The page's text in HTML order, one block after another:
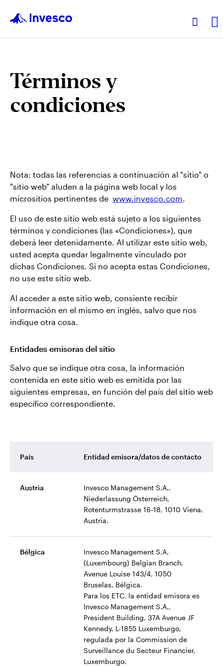
Análisis
España
Contacto
Términos y
condiciones
Nota: todas las referencias a continuación al "sitio" o
"sitio web" aluden a la página web local y los
micrositios pertinentes de www.invesco.com.
El uso de este sitio web está sujeto a los siguientes
términos y condiciones (las «Condiciones»), que
deberá leer detenidamente. Al utilizar este sitio web,
usted acepta quedar legalmente vinculado por
dichas Condiciones. Si no acepta estas Condiciones,
no use este sitio web.
Al acceder a este sitio web, consiente recibir
información en el mismo en inglés, salvo que nos
indique otra cosa.
Entidades emisoras del sitio
Salvo que se indique otra cosa, la información
contenida en este sitio web es emitida por las
siguientes empresas, en función del país del sitio web
específico correspondiente.
País Entidad emisora/datos de contacto
Austria
Invesco Management S.A.,
Niederlassung Österreich,
Rotenturmstrasse 16-18, 1010 Viena,
Austria.
Bélgica
Invesco Management S.A.
(Luxembourg) Belgian Branch,
Avenue Louise 143/4, 1050
Bruselas, Bélgica.
Para los ETC, la entidad emisora es
Invesco Management S.A.,
President Building, 37A Avenue JF
Kennedy, L-1855 Luxemburgo,
regulada por la Commission de
Surveillance du Secteur Financier,
Luxemburgo.